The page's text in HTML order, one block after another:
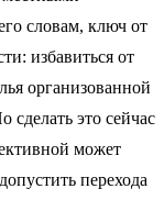
словам, ключ от
избавиться от
организованной
сделать это сейчас
может
перехода